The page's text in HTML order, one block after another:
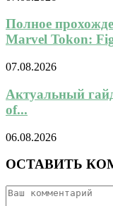
Полное
Marvel Tokon:
07.08.2026
Актуальный
of...
06.08.2026
ОСТАВИТЬ